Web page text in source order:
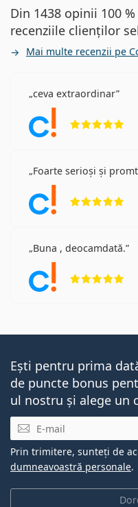
Din 1438 opinii 100
recenziile clienților
Mai multe recenzii pe
ceva extraordinar
Foarte serioși și
Buna , deocamdată.
Ești pentru prima
de puncte bonus
ul nostru și alege un
E-mail
Prin trimitere, sunteți de
dumneavoastră personale.